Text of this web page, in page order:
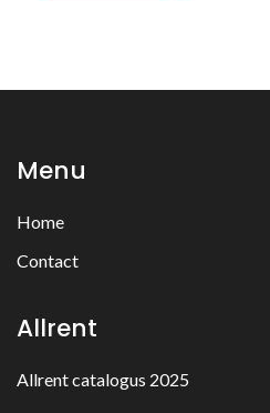
Menu
Home
Contact
Allrent
Allrent catalogus 2025